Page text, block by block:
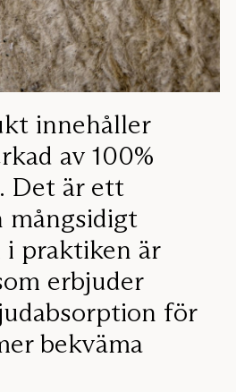
innehåller
av 100%
Det är ett
i praktiken är
erbjuder
för
bekväma